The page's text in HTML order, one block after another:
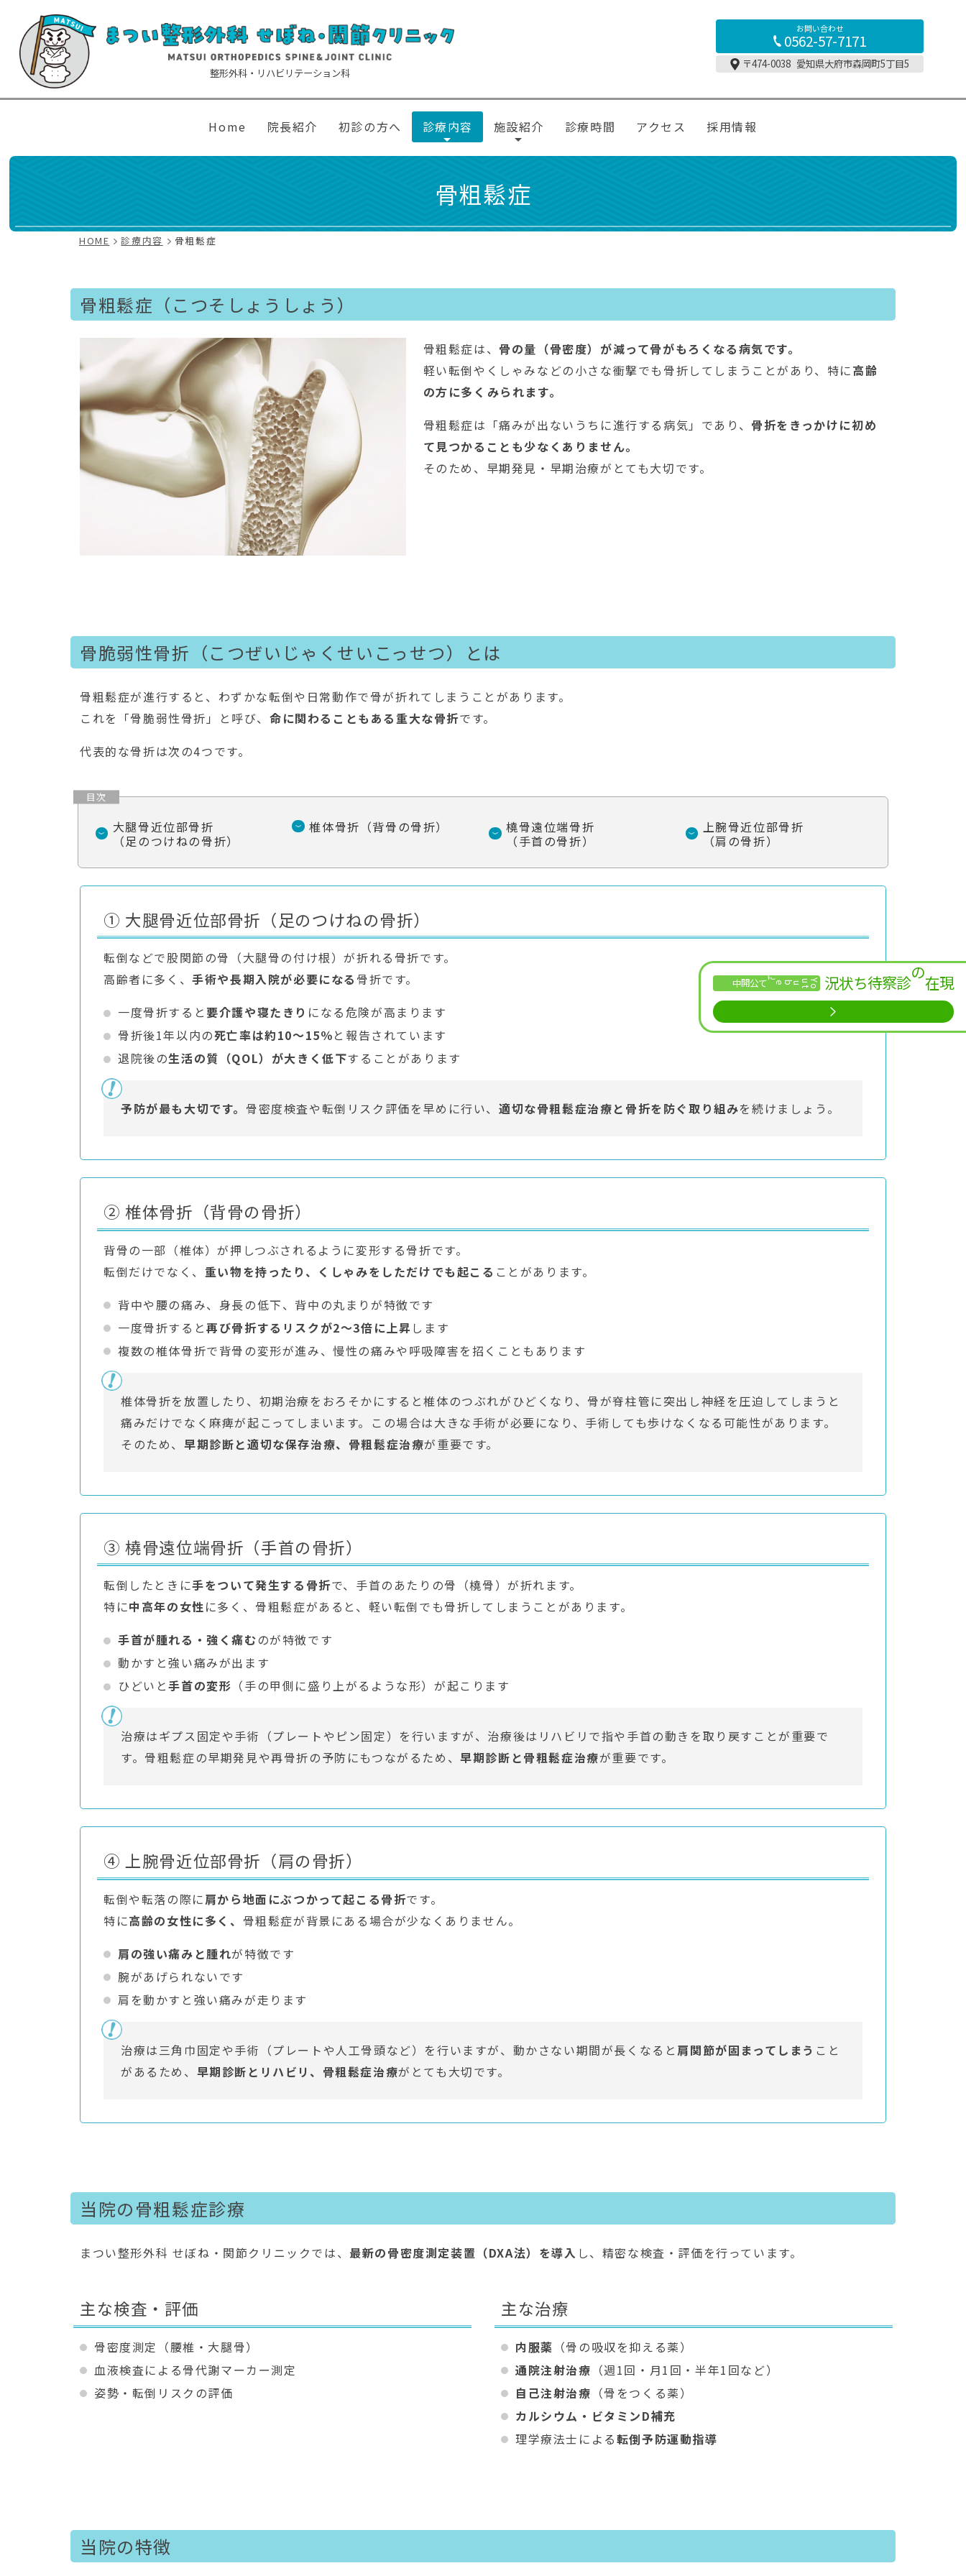
整形外科 リハビリテーション科
お問い合わせ
0562-57-7171
〒474-0038 愛知県大府市森岡町5丁目5
Home 院長紹介 初診の方へ 診療内容 施設紹介 診療時間 アクセス 採用情報
骨粗鬆症
HOME 診療内容 骨粗鬆症
骨粗鬆症（こつそしょうしょう）
骨粗鬆症は、 骨の量（骨密度）が減って骨がもろくなる病気です。
軽い転倒やくしゃみなどの小さな衝撃でも骨折してしまうことがあり、特に高齢
の方に多くみられます。
骨粗鬆症は「痛みが出ないうちに進行する病気」であり、 骨折をきっかけに初め
て見つかることも少なくありません。
そのため、早期発見・早期治療がとても大切です。
骨脆弱性骨折（こつぜいじゃくせいこっせつ）とは
骨粗鬆症が進行すると、わずかな転倒や日常動作で骨が折れてしまうことがあります。
これを「骨脆弱性骨折」と呼び、命に関わることもある重大な骨折です。
代表的な骨折は次の4つです。
大腿骨近位部骨折
（足のつけねの骨折）
椎体骨折 （背骨の骨折）
橈骨遠位端骨折
（手首の骨折）
上腕骨近位部骨折
（肩の骨折）
① 大腿骨近位部骨折（足のつけねの骨折）
転倒などで股関節の骨（大腿骨の付け根）が折れる骨折です。
高齢者に多く、手術や長期入院が必要になる 骨折です。
一度骨折すると 要介護や寝たきり になる危険が高まります
骨折後1年以内の死亡率は約10〜15％と報告されています
退院後の生活の質（QOL）が大きく低下することがあります
予防が最も大切です。 骨密度検査や転倒リスク評価を早めに行い、適切な骨粗鬆症治療と骨折を防ぐ取り組みを続けましょう。
② 椎体骨折（背骨の骨折）
背骨の一部（椎体）が押しつぶされるように変形する骨折です。
転倒だけでなく、 重い物を持ったり、くしゃみをしただけでも起こる ことがあります。
背中や腰の痛み、身長の低下、背中の丸まりが特徴です
一度骨折すると再び骨折するリスクが2〜3倍に上昇 します
複数の椎体骨折で背骨の変形が進み、慢性の痛みや呼吸障害を招くこともあります
椎体骨折を放置したり、初期治療をおろそかにすると椎体のつぶれがひどくなり、骨が脊柱管に突出し神経を圧迫してしまうと
痛みだけでなく麻痺が起こってしまいます。この場合は大きな手術が必要になり、手術しても歩けなくなる可能性があります。
そのため、 早期診断と適切な保存治療、骨粗鬆症治療が重要です。
③ 橈骨遠位端骨折（手首の骨折）
転倒したときに手をついて発生する骨折で、手首のあたりの骨（橈骨）が折れます。
特に中高年の女性に多く、骨粗鬆症があると、軽い転倒でも骨折してしまうことがあります。
手首が腫れる・強く痛むのが特徴です
動かすと強い痛みが出ます
ひどいと手首の変形 （手の甲側に盛り上がるような形）が起こります
治療はギプス固定や手術（プレートやピン固定）を行いますが、治療後はリハビリで指や手首の動きを取り戻すことが重要で
す。骨粗鬆症の早期発見や再骨折の予防にもつながるため、早期診断と骨粗鬆症治療が重要です。
④ 上腕骨近位部骨折（肩の骨折）
転倒や転落の際に肩から地面にぶつかって起こる骨折です。
特に高齢の女性に多く、 骨粗鬆症が背景にある場合が少なくありません。
肩の強い痛みと腫れが特徴です
腕があげられないです
肩を動かすと強い痛みが走ります
治療は三角巾固定や手術（プレートや人工骨頭など）を行いますが、動かさない期間が長くなると肩関節が固まってしまう こと
があるため、 早期診断とリハビリ、骨粗鬆症治療がとても大切です。
当院の骨粗鬆症診療
まつい整形外科 せぼね・関節クリニックでは、 最新の骨密度測定装置（DXA法）を導入 し、精密な検査・評価を行っています。
主な検査・評価
骨密度測定（腰椎・大腿骨）
血液検査による骨代謝マーカー測定
姿勢・転倒リスクの評価
主な治療
内服薬 （骨の吸収を抑える薬）
通院注射治療 （週1回・月1回・半年1回など）
自己注射治療 （骨をつくる薬）
カルシウム・ビタミンD補充
理学療法士による転倒予防運動指導
当院の特徴
現在の診察待ち状況
Y
o
u
t
ube
にて公開中